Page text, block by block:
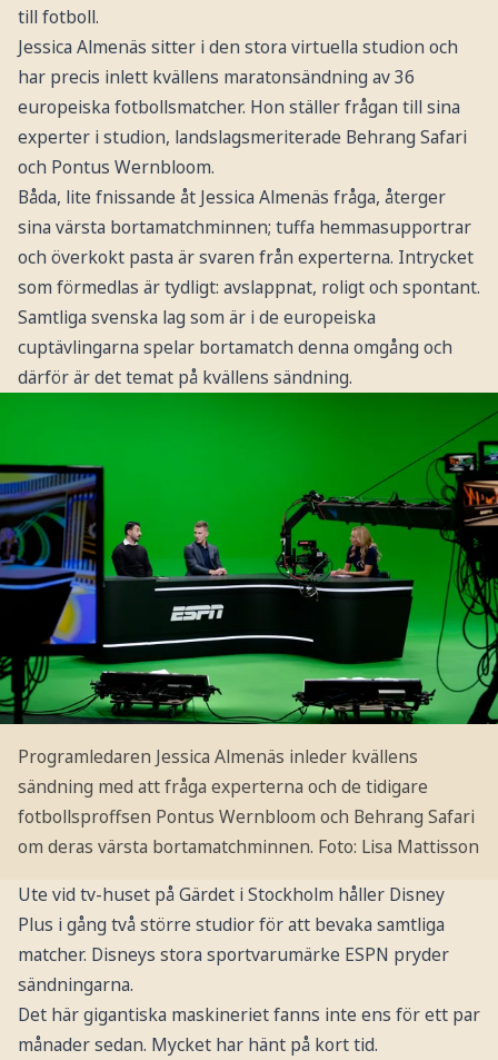
till fotboll.
Jessica Almenäs sitter i den stora virtuella studion och
har precis inlett kvällens maratonsändning av 36
europeiska fotbollsmatcher. Hon ställer frågan till sina
experter i studion, landslagsmeriterade Behrang Safari
och Pontus Wernbloom.
Båda, lite fnissande åt Jessica Almenäs fråga, återger
sina värsta bortamatchminnen; tuffa hemmasupportrar
och överkokt pasta är svaren från experterna. Intrycket
som förmedlas är tydligt: avslappnat, roligt och spontant.
Samtliga svenska lag som är i de europeiska
cuptävlingarna spelar bortamatch denna omgång och
därför är det temat på kvällens sändning.
Programledaren Jessica Almenäs inleder kvällens
sändning med att fråga experterna och de tidigare
fotbollsproffsen Pontus Wernbloom och Behrang Safari
om deras värsta bortamatchminnen. Foto: Lisa Mattisson
Ute vid tv-huset på Gärdet i Stockholm håller Disney
Plus i gång två större studior för att bevaka samtliga
matcher. Disneys stora sportvarumärke ESPN pryder
sändningarna.
Det här gigantiska maskineriet fanns inte ens för ett par
månader sedan. Mycket har hänt på kort tid.